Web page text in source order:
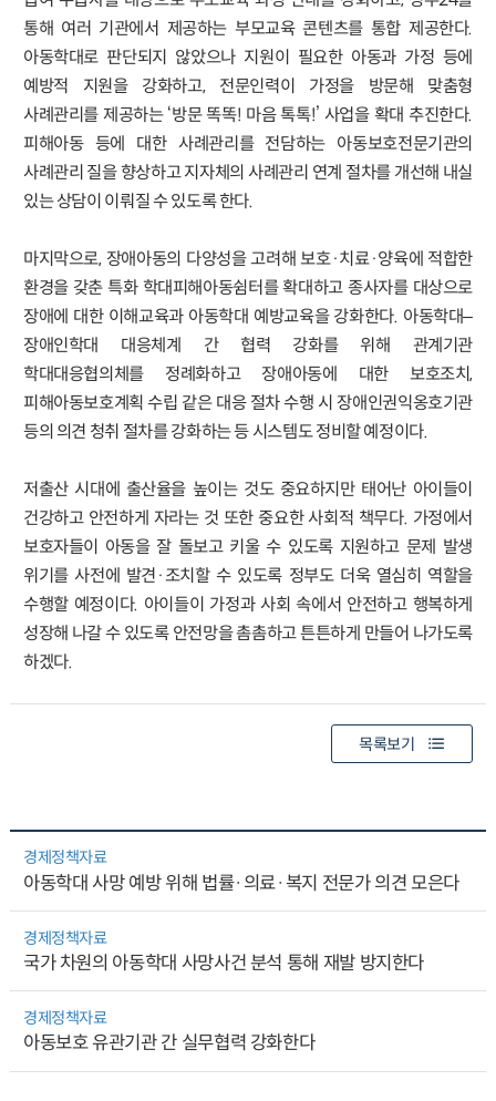
통해 여러 기관에서 제공하는 부모교육 콘텐츠를 통합 제공한다.
아동학대로 판단되지 않았으나 지원이 필요한 아동과 가정 등에
예방적 지원을 강화하고, 전문인력이 가정을 방문해 맞춤형
사례관리를 제공하는 ‘방문 똑똑! 마음 톡톡!’ 사업을 확대 추진한다.
피해아동 등에 대한 사례관리를 전담하는 아동보호전문기관의
사례관리 질을 향상하고 지자체의 사례관리 연계 절차를 개선해 내실
있는 상담이 이뤄질 수 있도록 한다.
마지막으로, 장애아동의 다양성을 고려해 보호·치료·양육에 적합한
환경을 갖춘 특화 학대피해아동쉼터를 확대하고 종사자를 대상으로
장애에 대한 이해교육과 아동학대 예방교육을 강화한다. 아동학대–
장애인학대 대응체계 간 협력 강화를 위해 관계기관
학대대응협의체를 정례화하고 장애아동에 대한 보호조치,
피해아동보호계획 수립 같은 대응 절차 수행 시 장애인권익옹호기관
등의 의견 청취 절차를 강화하는 등 시스템도 정비할 예정이다.
저출산 시대에 출산율을 높이는 것도 중요하지만 태어난 아이들이
건강하고 안전하게 자라는 것 또한 중요한 사회적 책무다. 가정에서
보호자들이 아동을 잘 돌보고 키울 수 있도록 지원하고 문제 발생
위기를 사전에 발견·조치할 수 있도록 정부도 더욱 열심히 역할을
수행할 예정이다. 아이들이 가정과 사회 속에서 안전하고 행복하게
성장해 나갈 수 있도록 안전망을 촘촘하고 튼튼하게 만들어 나가도록
하겠다.
목록보기
경제정책자료
아동학대 사망 예방 위해 법률·의료·복지 전문가 의견 모은다
경제정책자료
국가 차원의 아동학대 사망사건 분석 통해 재발 방지한다
경제정책자료
아동보호 유관기관 간 실무협력 강화한다